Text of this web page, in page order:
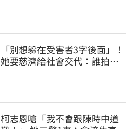
「別想躲在受害者3字後面」！
她要慈濟給社會交代：誰拍板
柯志恩嗆「我不會跟陳時中道